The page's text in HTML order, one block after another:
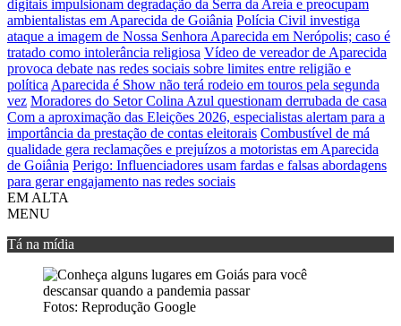
digitais impulsionam degradação da Serra da Areia e preocupam
ambientalistas em Aparecida de Goiânia Polícia Civil investiga
ataque a imagem de Nossa Senhora Aparecida em Nerópolis; caso é
tratado como intolerância religiosa Vídeo de vereador de Aparecida
provoca debate nas redes sociais sobre limites entre religião e
política Aparecida é Show não terá rodeio em touros pela segunda
vez Moradores do Setor Colina Azul questionam derrubada de casa
Com a aproximação das Eleições 2026, especialistas alertam para a
importância da prestação de contas eleitorais Combustível de má
qualidade gera reclamações e prejuízos a motoristas em Aparecida
de Goiânia Perigo: Influenciadores usam fardas e falsas abordagens
para gerar engajamento nas redes sociais
EM ALTA
MENU
Tá na mídia
Fotos: Reprodução Google